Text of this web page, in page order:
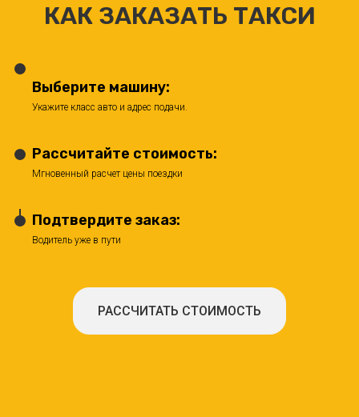
КАК ЗАКАЗАТЬ ТАКСИ
Выберите машину:
Укажите класс авто и адрес подачи.
Рассчитайте стоимость:
Мгновенный расчет цены поездки
Подтвердите заказ:
Водитель уже в пути
РАССЧИТАТЬ СТОИМОСТЬ